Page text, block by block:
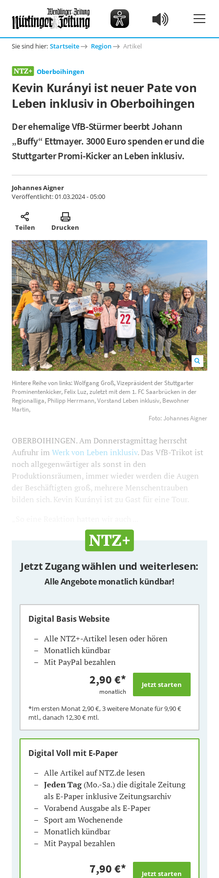
Sie sind hier: Startseite Region Artikel
Oberboihingen
Kevin Kurányi ist neuer Pate von
Leben inklusiv in Oberboihingen
Der ehemalige VfB-Stürmer beerbt Johann
„Buffy“ Ettmayer. 3000 Euro spenden er und die
Stuttgarter Promi-Kicker an Leben inklusiv.
Johannes Aigner
Veröffentlicht:01.03.2024 - 05:00
Teilen Drucken
der Stuttgarter Prominentenkicker, Felix Luz, zuletzt
mit dem 1. FC Saarbrücken in der Regionalliga, Philipp
Herrmann, Vorstand Leben inklusiv, Bewohner Martin,
Hintere Reihe von links: Wolfgang Groß, Vizepräsident der Stuttgarter
Prominentenkicker, Felix Luz, zuletzt mit dem 1. FC Saarbrücken in der
Regionalliga, Philipp Herrmann, Vorstand Leben inklusiv, Bewohner
Martin,
Foto: Johannes Aigner
OBERBOIHINGEN. Am Donnerstagmittag herrscht
Aufruhr im Werk von Leben inklusiv. Das VfB-Trikot ist
noch allgegenwärtiger als sonst in den
Produktionsräumen, immer wieder werden die Augen
der Beschäftigten groß, mehrere Menschentrauben
bilden sich. Kevin Kurányi ist zu Gast für eine Tour.
Jetzt Zugang wählen und weiterlesen:
Alle Angebote monatlich kündbar!
Digital Basis Website
Alle NTZ+-Artikel lesen oder hören
Monatlich kündbar
Mit PayPal bezahlen
2,90 €*
monatlich
*Im ersten Monat2,90 €, 3 weitere Monate für9,90 €
mtl., danach 12,30 € mtl.
Digital Voll mit E-Paper
Alle Artikel auf NTZ.de lesen
Jeden Tag(Mo.-Sa.) die digitale Zeitung
als E-Paper inklusive Zeitungsarchiv
Vorabend Ausgabe als E-Paper
Sport am Wochenende
Monatlich kündbar
Mit Paypal bezahlen
7,90 €*